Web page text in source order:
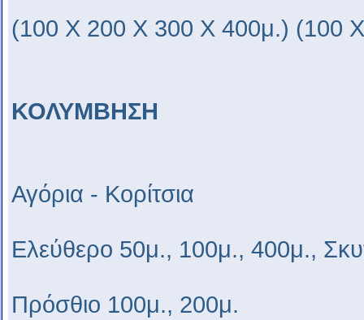
(100 Χ 200 Χ 300 Χ 400μ.) (100
ΚΟΛΥΜΒΗΣΗ
Αγόρια - Κορίτσια
Ελεύθερο 50μ., 100μ., 400μ.,
Πρόσθιο 100μ., 200μ.